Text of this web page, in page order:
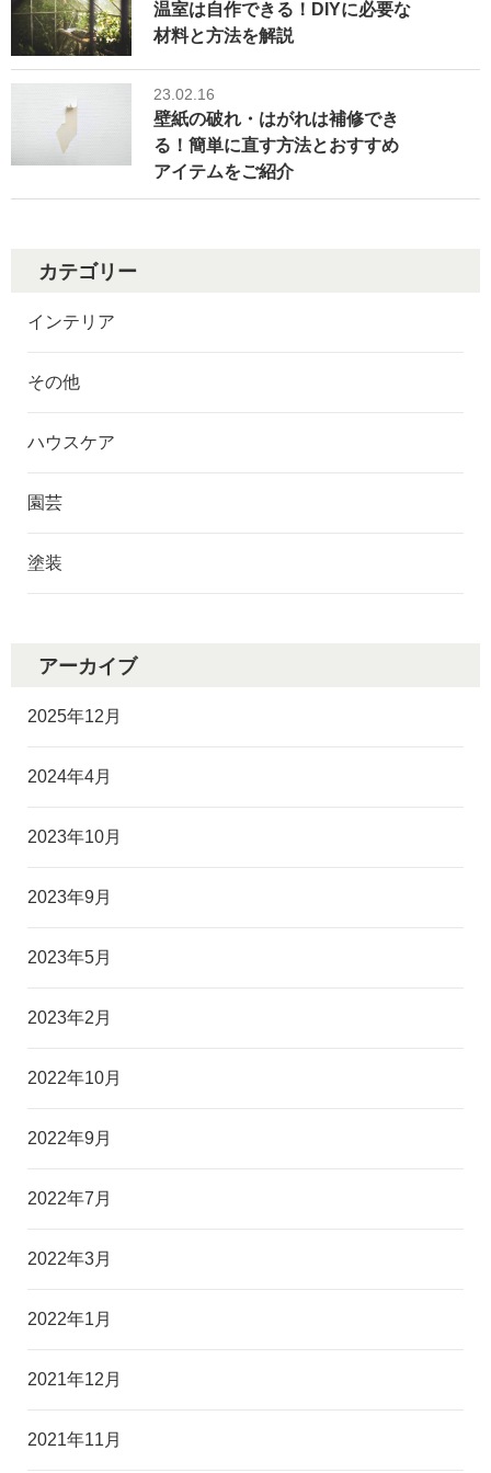
温室は自作できる！DIYに必要な
材料と方法を解説
23.02.16
壁紙の破れ・はがれは補修でき
る！簡単に直す方法とおすすめ
アイテムをご紹介
カテゴリー
インテリア
その他
ハウスケア
園芸
塗装
アーカイブ
2025年12月
2024年4月
2023年10月
2023年9月
2023年5月
2023年2月
2022年10月
2022年9月
2022年7月
2022年3月
2022年1月
2021年12月
2021年11月